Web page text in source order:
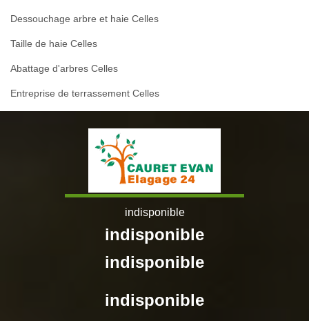
Dessouchage arbre et haie Celles
Taille de haie Celles
Abattage d'arbres Celles
Entreprise de terrassement Celles
indisponible
indisponible
indisponible
indisponible